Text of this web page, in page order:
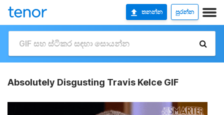
තනන්න පුරන්න
Absolutely Disgusting Travis Kelce GIF